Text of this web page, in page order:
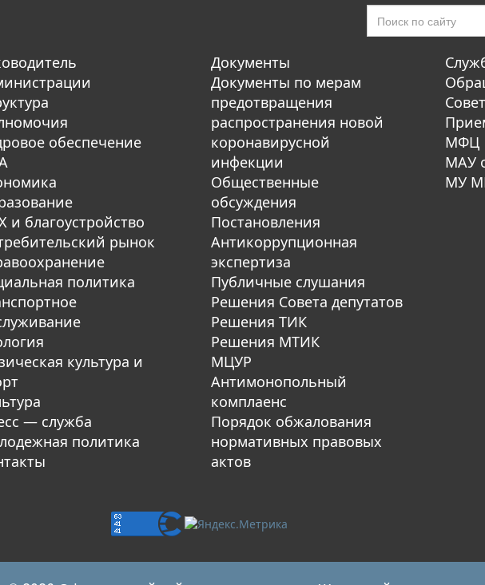
обеспечение
и благоустройство
рынок
политика
культура и
— служба
политика
Документы
Документы по мерам
предотвращения
распространения новой
коронавирусной
инфекции
Общественные
обсуждения
Постановления
Антикоррупционная
экспертиза
Публичные слушания
Решения Совета депутатов
Решения ТИК
Решения МТИК
МЦУР
Антимонопольный
комплаенс
Порядок обжалования
нормативных правовых
актов
МФЦ
МАУ
МУ